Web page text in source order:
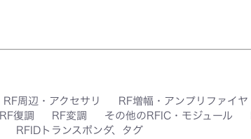
RF周辺・アクセサリ RF増幅・アンプリファイヤ
RF復調 RF変調 その他のRFIC・モジュール
RFIDトランスポンダ、タグ